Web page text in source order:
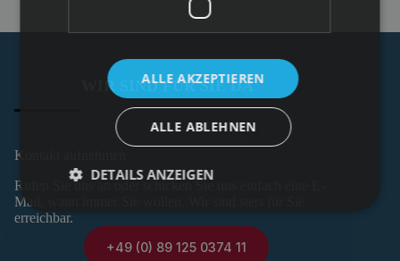
WIR SIND FÜR SIE DA
Kontakt aufnehmen
Rufen Sie uns an oder schicken Sie uns einfach eine E-
Mail, wann immer Sie wollen. Wir sind stets für Sie
erreichbar.
+49 (0) 89 125 0374 11
ALLE AKZEPTIEREN
ALLE ABLEHNEN
DETAILS ANZEIGEN